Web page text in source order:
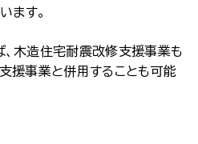
ます。
木造住宅耐震改修支援事業も
援事業と併用することも可能